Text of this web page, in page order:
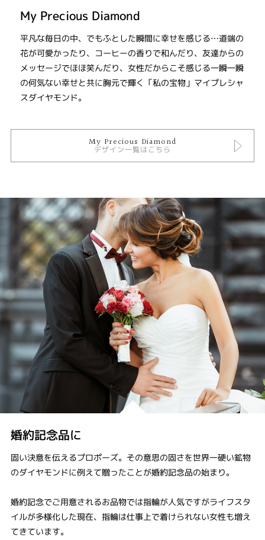
My Precious Diamond
平凡な毎日の中、でもふとした瞬間に幸せを感じる…道端の
花が可愛かったり、コーヒーの香りで和んだり、友達からの
メッセージでほほ笑んだり、女性だからこそ感じる一瞬一瞬
の何気ない幸せと共に胸元で輝く「私の宝物」マイプレシャ
スダイヤモンド。
My Precious Diamond
デザイン一覧はこちら
婚約記念品に
固い決意を伝えるプロポーズ。その意思の固さを世界一硬い鉱物
のダイヤモンドに例えて贈ったことが婚約記念品の始まり。
婚約記念でご用意されるお品物では指輪が人気ですがライフスタ
イルが多様化した現在、指輪は仕事上で着けられない女性も増え
てきています。